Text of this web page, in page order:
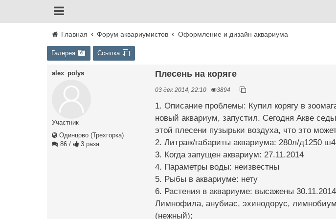
Главная Форум аквариумистов Оформление и дизайн аквариума
Галерея Ссылка
alex_polys
Участник
Одинцово (Трехгорка)
86 / 3 раза
Плесень на коряге
03 дек 2014, 22:10 3894
1. Описание проблемы: Купил корягу в
новый аквариум, запустил. Сегодня Акве
этой плесени пузырьки воздуха, что это
2. Литраж/габариты аквариума: 280л/д1250
3. Когда запущен аквариум: 27.11.2014
4. Параметры воды: неизвестны
5. Рыбы в аквариуме: нету
6. Растения в аквариуме: высажены
Лимнофила, анубиас, эхинодорус,
(нежный);